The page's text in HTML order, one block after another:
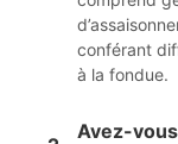
conférant
à la fondue.
Avez-